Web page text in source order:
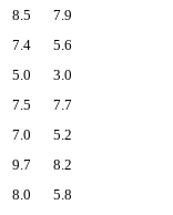
8.5
7.9
7.4
5.6
5.0
3.0
7.5
7.7
7.0
5.2
9.7
8.2
8.0
5.8